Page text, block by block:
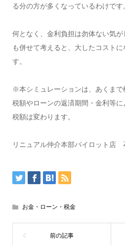
る分の方が多くなっているわけです
何となく、金利負担は勿体ない気
も併せて考えると、大したコスト
す。
※本シミュレーションは、あくま
税額やローンの返済期間・金利等
税額は変わります。
リニュアル仲介本部パイロット店
お金・ローン・税金